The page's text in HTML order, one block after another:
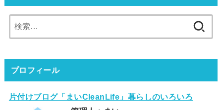
索:
プロフィール
片付けブログ「まいCleanLife」暮らしのいろいろ